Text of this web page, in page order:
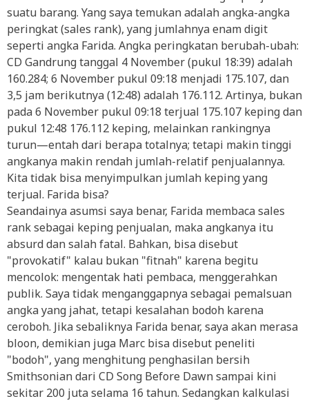
suatu barang. Yang saya temukan adalah angka-angka
peringkat (sales rank), yang jumlahnya enam digit
seperti angka Farida. Angka peringkatan berubah-ubah:
CD Gandrung tanggal 4 November (pukul 18:39) adalah
160.284; 6 November pukul 09:18 menjadi 175.107, dan
3,5 jam berikutnya (12:48) adalah 176.112. Artinya, bukan
pada 6 November pukul 09:18 terjual 175.107 keping dan
pukul 12:48 176.112 keping, melainkan rankingnya
turun—entah dari berapa totalnya; tetapi makin tinggi
angkanya makin rendah jumlah-relatif penjualannya.
Kita tidak bisa menyimpulkan jumlah keping yang
terjual. Farida bisa?
Seandainya asumsi saya benar, Farida membaca sales
rank sebagai keping penjualan, maka angkanya itu
absurd dan salah fatal. Bahkan, bisa disebut
"provokatif" kalau bukan "fitnah" karena begitu
mencolok: mengentak hati pembaca, menggerahkan
publik. Saya tidak menganggapnya sebagai pemalsuan
angka yang jahat, tetapi kesalahan bodoh karena
ceroboh. Jika sebaliknya Farida benar, saya akan merasa
bloon, demikian juga Marc bisa disebut peneliti
"bodoh", yang menghitung penghasilan bersih
Smithsonian dari CD Song Before Dawn sampai kini
sekitar 200 juta selama 16 tahun. Sedangkan kalkulasi